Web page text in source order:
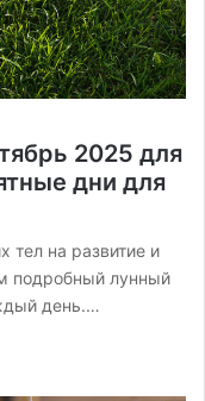
2025 для
дни для
тел на развитие и
подробный лунный
день.…